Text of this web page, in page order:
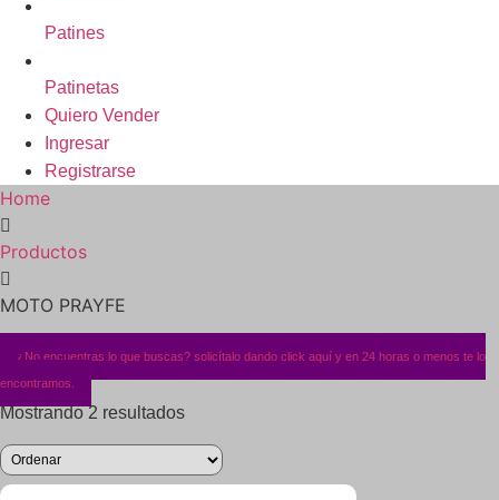
Patines
Patinetas
Quiero Vender
Ingresar
Registrarse
Home
Productos
MOTO PRAYFE
¿No encuentras lo que buscas? solicítalo dando click aquí y en 24 horas o menos te lo
encontramos.
Mostrando 2 resultados